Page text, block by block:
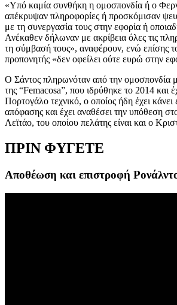
«Υπό καμία συνθήκη η ομοσπονδία ή ο
απέκρυψαν πληροφορίες ή προσκόμισαν
με τη συνεργασία τους στην εφορία ή
Ανέκαθεν δήλωναν με ακρίβεια όλες τις
τη σύμβασή τους», αναφέρουν, ενώ επίσης
προπονητής «δεν οφείλει ούτε ευρώ στην
Ο Σάντος πληρωνόταν από την ομοσπονδία
της “Femacosa”, που ιδρύθηκε το 2014 και
Πορτογάλο τεχνικό, ο οποίος ήδη έχει
απόφασης και έχει αναθέσει την υπόθεση
Λεϊτάο, του οποίου πελάτης είναι και ο
ΠΡΙΝ ΦΥΓΕΤΕ
Αποθέωση και επιστροφή